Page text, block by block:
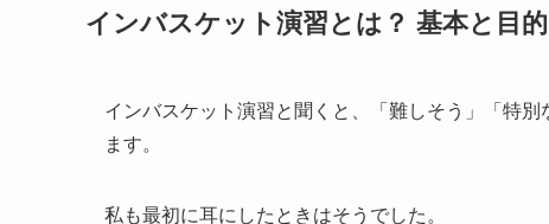
インバスケット演習とは？ 基本と目
インバスケット演習と聞くと、「難しそう」「特
ます。
私も最初に耳にしたときはそうでした。